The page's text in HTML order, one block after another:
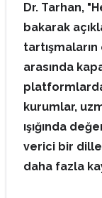
Dr. Tarhan,
bakarak
arasında
kurumlar,
ışığında
verici bir
daha fazla